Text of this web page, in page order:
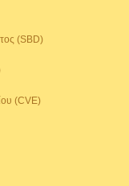
(SBD)
(CVE)